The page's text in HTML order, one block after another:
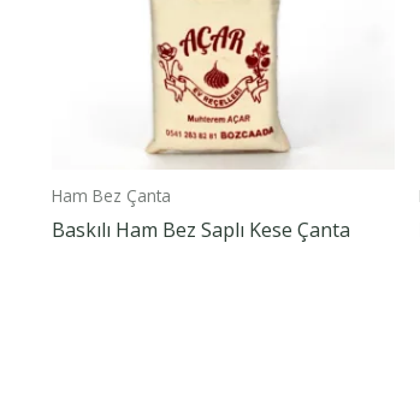
Ham Bez Çanta
Baskılı Ham Bez Saplı Kese Çanta